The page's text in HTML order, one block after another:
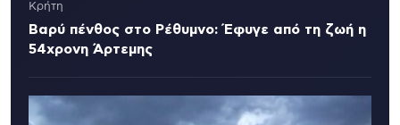
Κρήτη
Βαρύ πένθος στο Ρέθυμνο: Έφυγε από τη ζωή η
54χρονη Άρτεμης